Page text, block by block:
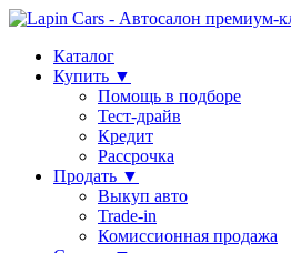
Каталог
Купить ▼
Помощь в подборе
Тест-драйв
Кредит
Рассрочка
Продать ▼
Выкуп авто
Trade-in
Комиссионная продажа